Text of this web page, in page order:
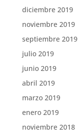
diciembre 2019
noviembre 2019
septiembre 2019
julio 2019
junio 2019
abril 2019
marzo 2019
enero 2019
noviembre 2018